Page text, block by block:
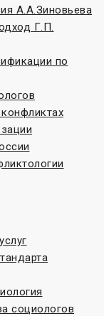
А.А.Зиновьева
Г.П.
по
социологов